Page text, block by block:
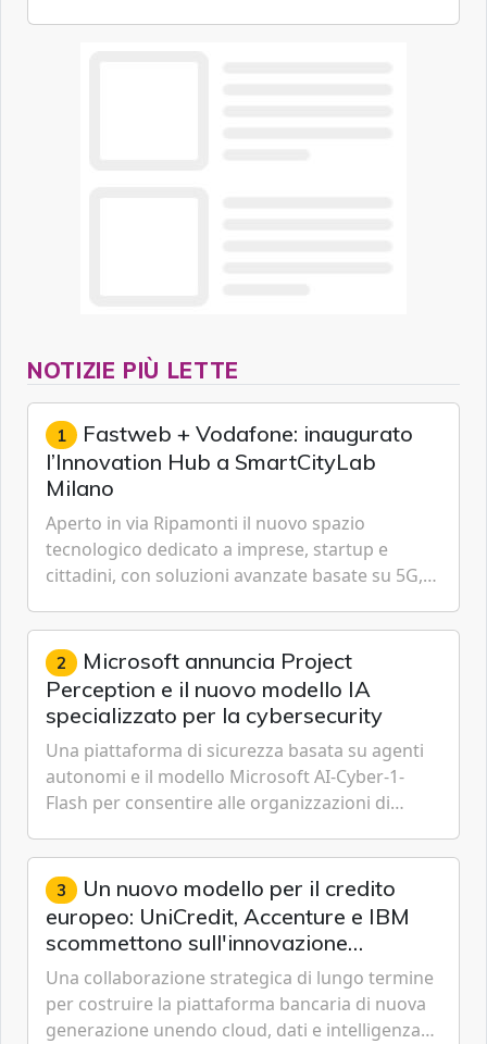
NOTIZIE PIÙ LETTE
1 Fastweb + Vodafone: inaugurato
l’Innovation Hub a SmartCityLab
Milano
Aperto in via Ripamonti il nuovo spazio
tecnologico dedicato a imprese, startup e
cittadini, con soluzioni avanzate basate su 5G,
Cybersecurity.
2 Microsoft annuncia Project
Perception e il nuovo modello IA
specializzato per la cybersecurity
Una piattaforma di sicurezza basata su agenti
autonomi e il modello Microsoft AI-Cyber-1-
Flash per consentire alle organizzazioni di
gestione continua del rischio.
3 Un nuovo modello per il credito
europeo: UniCredit, Accenture e IBM
scommettono sull'innovazione
tecnologica
Una collaborazione strategica di lungo termine
per costruire la piattaforma bancaria di nuova
generazione unendo cloud, dati e intelligenza